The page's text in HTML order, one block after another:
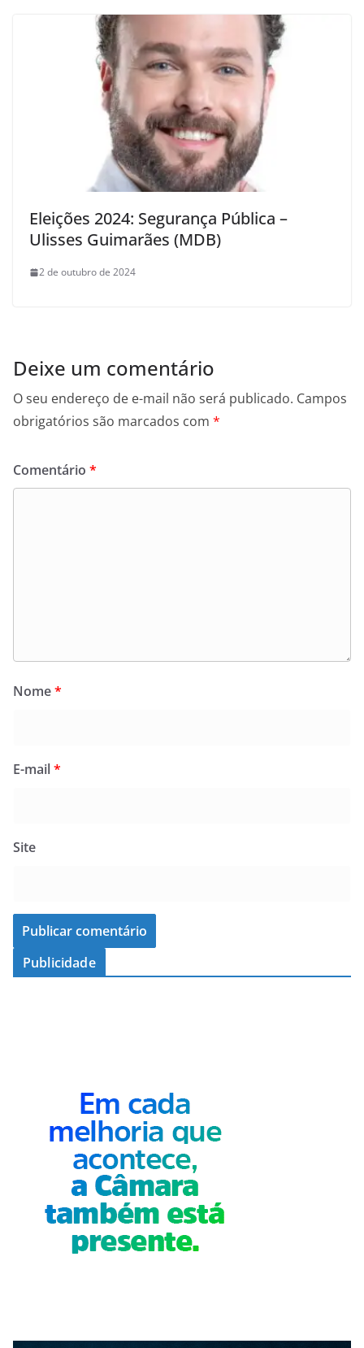
Eleições 2024: Segurança Pública –
Ulisses Guimarães (MDB)
2 de outubro de 2024
Deixe um comentário
O seu endereço de e-mail não será publicado. Campos
obrigatórios são marcados com *
Comentário *
Nome*
E-mail*
Site
Publicidade